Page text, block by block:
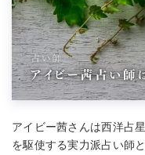
アイビー茜さんは西洋占
を駆使する実力派占い師